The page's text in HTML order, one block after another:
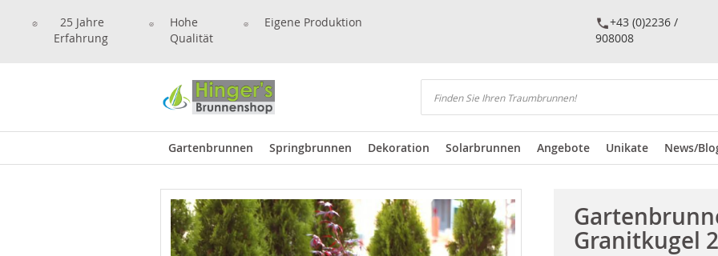
25 Jahre
Erfahrung
Hohe
Qualität
Eigene Produktion
+43 (0)2236 /
908008
Suchen
Gartenbrunnen Springbrunnen Dekoration Solarbrunnen Angebote Unikate News/
Granitkugel